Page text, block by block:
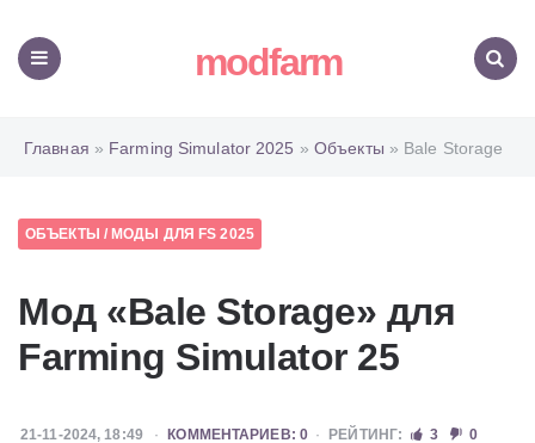
modfarm
Главная » Farming Simulator 2025 » Объекты » Bale Storage
ОБЪЕКТЫ / МОДЫ ДЛЯ FS 2025
Мод «Bale Storage» для
Farming Simulator 25
21-11-2024, 18:49 КОММЕНТАРИЕВ: 0 РЕЙТИНГ: 3 0